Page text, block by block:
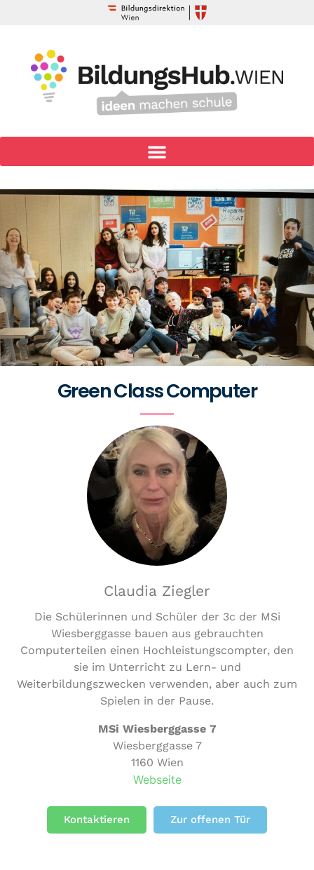
Green Class Computer
Claudia Ziegler
Die Schülerinnen und Schüler der 3c der MSi
Wiesberggasse bauen aus gebrauchten
Computerteilen einen Hochleistungscompter, den
sie im Unterricht zu Lern- und
Weiterbildungszwecken verwenden, aber auch zum
Spielen in der Pause.
MSi Wiesberggasse 7
Wiesberggasse 7
1160 Wien
Webseite
Kontaktieren Zur offenen Tür